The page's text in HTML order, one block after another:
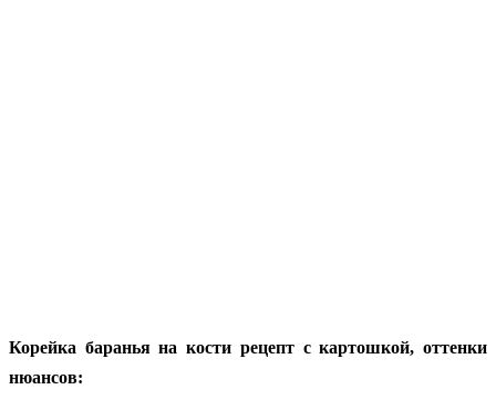
Корейка баранья на кости рецепт с картошкой, оттенки
нюансов: